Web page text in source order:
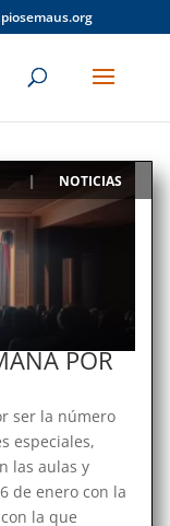
POR
NOTICIAS
ser la número
especiales,
las aulas y
de enero con la
la que